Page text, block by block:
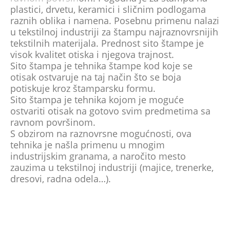
plastici, drvetu, keramici i sličnim podlogama
raznih oblika i namena. Posebnu primenu nalazi
u tekstilnoj industriji za štampu najraznovrsnijih
tekstilnih materijala. Prednost sito štampe je
visok kvalitet otiska i njegova trajnost.
Sito štampa je tehnika štampe kod koje se
otisak ostvaruje na taj način što se boja
potiskuje kroz štamparsku formu.
Sito štampa je tehnika kojom je moguće
ostvariti otisak na gotovo svim predmetima sa
ravnom površinom.
S obzirom na raznovrsne mogućnosti, ova
tehnika je našla primenu u mnogim
industrijskim granama, a naročito mesto
zauzima u tekstilnoj industriji (majice, trenerke,
dresovi, radna odela…).